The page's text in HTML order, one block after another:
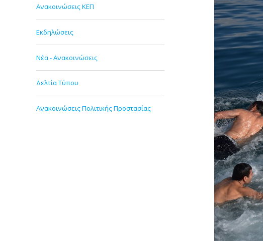
Ανακοινώσεις ΚΕΠ
Εκδηλώσεις
Νέα - Ανακοινώσεις
Δελτία Τύπου
Ανακοινώσεις Πολιτικής Προστασίας